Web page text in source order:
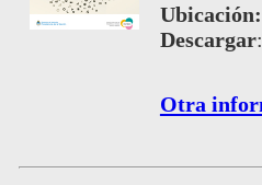
Ubicación:
Descargar:
Otra